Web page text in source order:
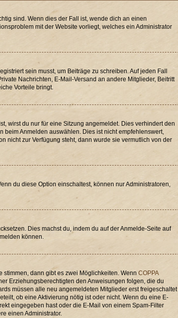
sind. Wenn dies der Fall ist, wende dich an einen
mit der Website vorliegt, welches ein Administrator
sein musst, um Beiträge zu schreiben. Auf jeden Fall
Nachrichten, E-Mail-Versand an andere Mitglieder, Beitritt
Vorteile bringt.
wirst du nur für eine Sitzung angemeldet. Dies verhindert den
beim Anmelden auswählen. Dies ist nicht empfehlenswert,
nicht zur Verfügung steht, dann wurde sie vermutlich von der
du diese Option einschaltest, können nur Administratoren,
Dies machst du, indem du auf der Anmelde-Seite auf
können.
stimmen, dann gibt es zwei Möglichkeiten. WennCOPPA
Erziehungsberechtigten den Anweisungen folgen, die du
müssen alle neu angemeldeten Mitglieder erst freigeschaltet
ob eine Aktivierung nötig ist oder nicht. Wenn du eine E-
eingegeben hast oder die E-Mail von einem Spam-Filter
einen Administrator.